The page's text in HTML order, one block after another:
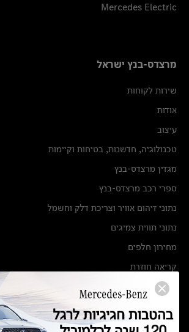
Mercedes Electric
מרצדס-בנץ ישראל
שירות לקוחות
אודות
עיצוב
טכנולוגיה, חדשנות, בטיחות וקיימות
מגזין מרצדס-בנץ
ספרי רכב מרצדס-בנץ
נתוני זיהום אוויר וצריכת דלק וחשמל
נתוני תווית צמיגים
מחירון חלפים
קריאה חוזרת
הודעה על הטבות לרכבי מרצדס בהסדר פשרה בתצ 56447-02-19
תקנון ימי מכירות 120 לכלמוביל